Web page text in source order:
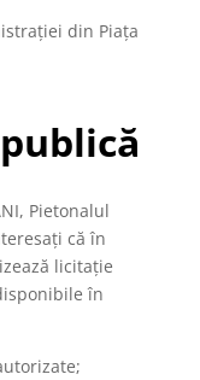
din Piața
Pietonalul
că în
licitaţie
în